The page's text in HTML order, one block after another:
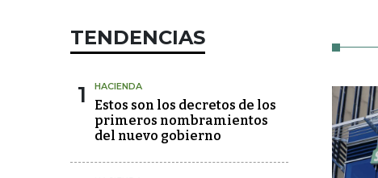
TENDENCIAS
1 HACIENDA
Estos son los decretos de los
primeros nombramientos
del nuevo gobierno